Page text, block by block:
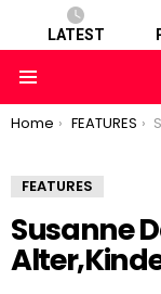
LATEST
You are here:
Home FEATURES
FEATURES
Susanne